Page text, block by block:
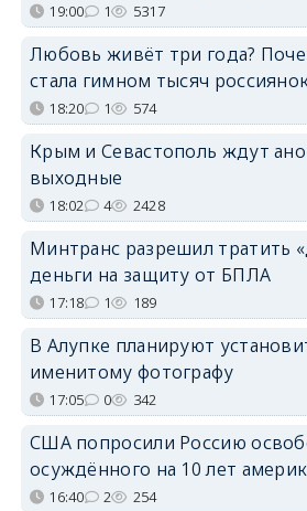
19:00 1 5317
Любовь живёт три года?
стала гимном тысяч
18:20 1 574
Крым и Севастополь ждут
выходные
18:02 4 2428
Минтранс разрешил тратить
деньги на защиту от БПЛА
17:18 1 189
В Алупке планируют
именитому фотографу
17:05 0 342
США попросили Россию
осуждённого на 10 лет
16:40 2 254